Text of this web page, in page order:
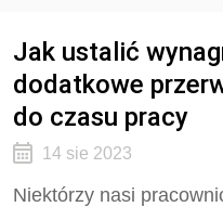
Jak ustalić
dodatkowe
do czasu pracy
14 sie 2023
Niektórzy nasi